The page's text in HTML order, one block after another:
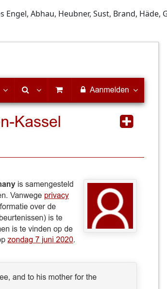
Abhau, Heubner, Sust, Brand, Häde,